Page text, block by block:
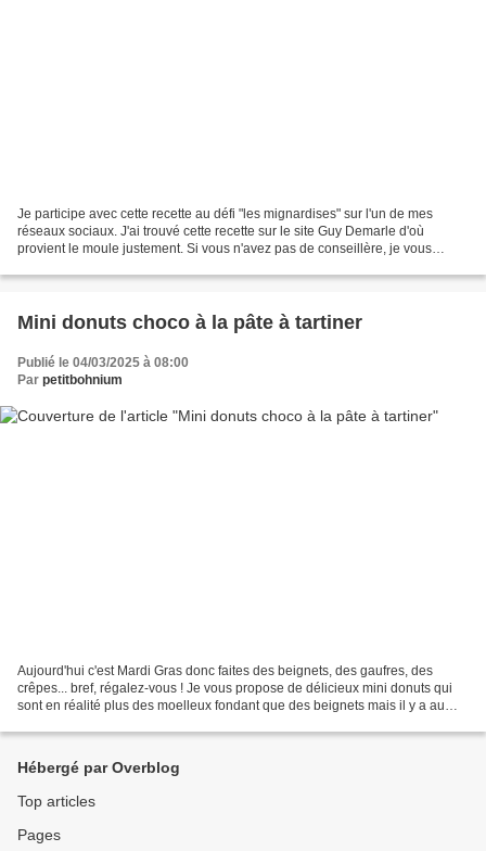
Je participe avec cette recette au défi "les mignardises" sur l'un de mes
réseaux sociaux. J'ai trouvé cette recette sur le site Guy Demarle d'où
provient le moule justement. Si vous n'avez pas de conseillère, je vous
Mini donuts choco à la pâte à tartiner
Publié le 04/03/2025 à 08:00
Par petitbohnium
Aujourd'hui c'est Mardi Gras donc faites des beignets, des gaufres, des
crêpes... bref, régalez-vous ! Je vous propose de délicieux mini donuts qui
sont en réalité plus des moelleux fondant que des beignets mais il y a au
Hébergé par Overblog
Top articles
Pages